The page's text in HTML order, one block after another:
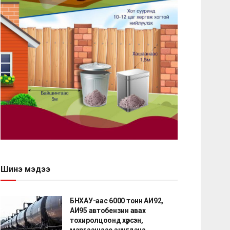
Шинэ мэдээ
БНХАУ-аас 6000 тонн АИ92,
АИ95 автобензин авах
тохиролцоонд хүрсэн,